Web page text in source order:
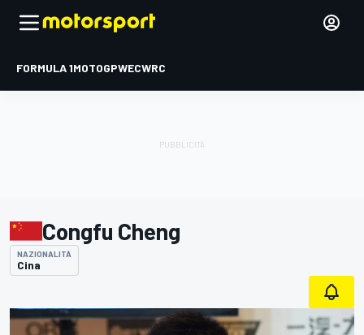
FORMULA 1MOTOGPWECWRC
Congfu Cheng
NAZIONALITÀ
Cina